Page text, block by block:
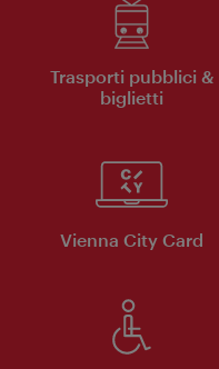
Trasporti pubblici &
biglietti
Vienna City Card